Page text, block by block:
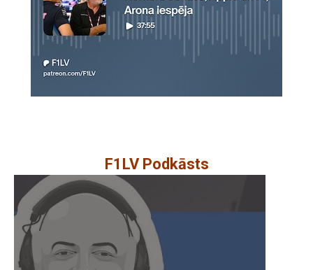
F1LV Podkāsts